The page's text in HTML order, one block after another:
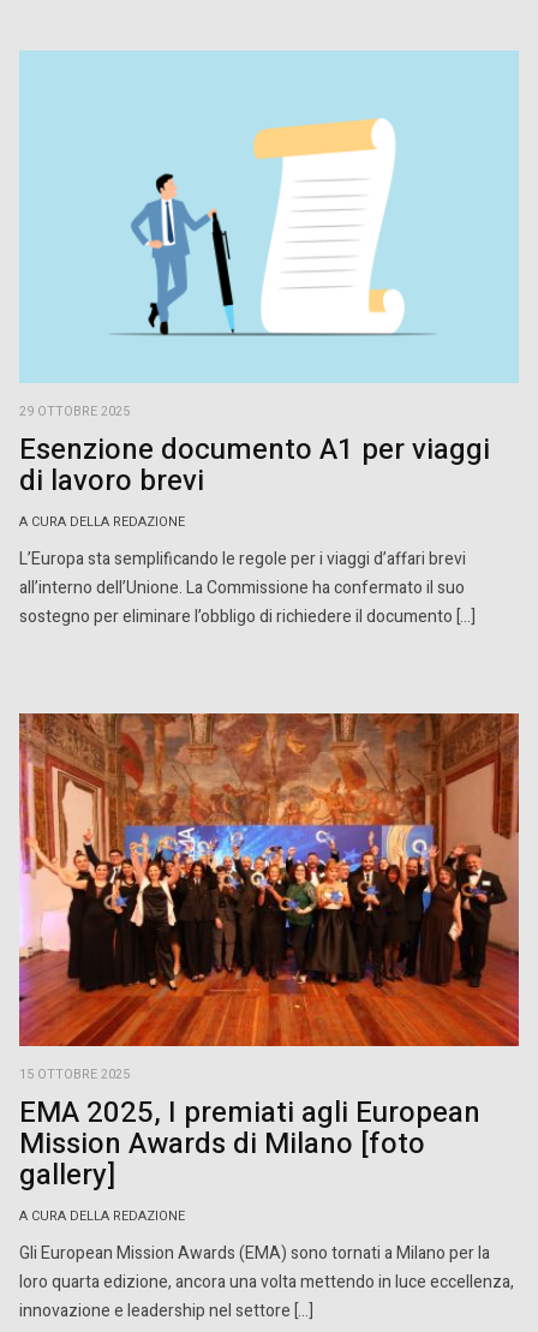
29 OTTOBRE 2025
Esenzione documento A1 per viaggi
di lavoro brevi
A CURA DELLA REDAZIONE
L’Europa sta semplificando le regole per i viaggi d’affari brevi
all’interno dell’Unione. La Commissione ha confermato il suo
sostegno per eliminare l’obbligo di richiedere il documento […]
15 OTTOBRE 2025
EMA 2025, I premiati agli European
Mission Awards di Milano [foto
gallery]
A CURA DELLA REDAZIONE
Gli European Mission Awards (EMA) sono tornati a Milano per la
loro quarta edizione, ancora una volta mettendo in luce eccellenza,
innovazione e leadership nel settore […]